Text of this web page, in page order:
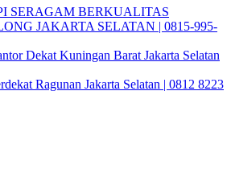
SERAGAM BERKUALITAS
JAKARTA SELATAN | 0815-995-
Dekat Kuningan Barat Jakarta Selatan
Ragunan Jakarta Selatan | 0812 8223